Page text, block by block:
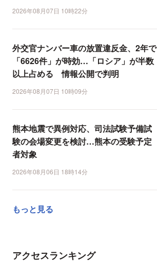
2026年08月07日 10時22分
外交官ナンバー車の放置違反金、2年で
「6626件」が時効…「ロシア」が半数
以上占める 情報公開で判明
2026年08月07日 10時09分
熊本地震で異例対応、司法試験予備試
験の会場変更を検討…熊本の受験予定
者対象
2026年08月06日 18時14分
もっと見る
アクセスランキング